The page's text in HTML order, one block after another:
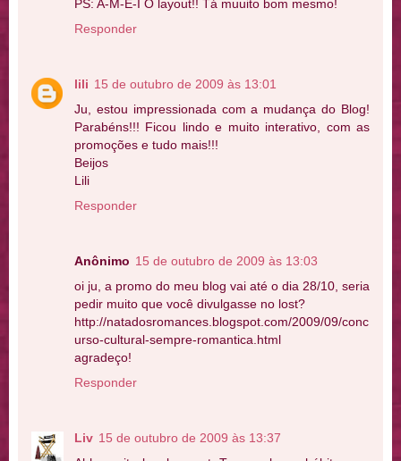
PS: A-M-E-I O layout!! Tá muuito bom mesmo!
Responder
lili 15 de outubro de 2009 às 13:01
Ju, estou impressionada com a mudança do Blog!
Parabéns!!! Ficou lindo e muito interativo, com as
promoções e tudo mais!!!
Beijos
Lili
Responder
Anônimo 15 de outubro de 2009 às 13:03
oi ju, a promo do meu blog vai até o dia 28/10, seria
pedir muito que você divulgasse no lost?
http://natadosromances.blogspot.com/2009/09/conc
urso-cultural-sempre-romantica.html
agradeço!
Responder
Liv 15 de outubro de 2009 às 13:37